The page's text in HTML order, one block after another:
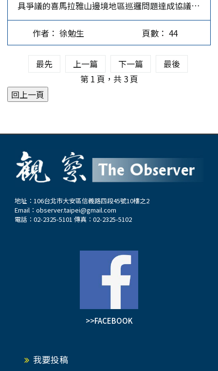
散參議院，所以事實上眾議員任期不定，必須隨時
應對選戰。而且首相和重要大臣都由眾議員出任，
因此執政黨控制眾議院遠比掌握參議院重要。 石
破在首相寶座尚未坐熱即匆匆解散眾議院，圖的是
想乘勝追擊，但從結果來看，他是偷雞不著蝕把
米，高估了自己的威望，也低估了民眾對自民黨黑
金政治、工資停滯、勞動力短缺、人口老齡化、物
價飆漲導致年輕人生活不易等的不滿。這些帳都算
在自民黨頭上，石破根本扛不住。…
具爭議的喜馬拉雅山邊境地區巡邏問題達成協議，
並已恢復到2020年的位置」。中印之間四年來在邊
界的軍事緊張獲得舒緩，驗證了外交上合則兩利的
原則。 本是好鄰居相煎何太急 中、印同為世界文
明古國。中國自古以來文明昌盛，宗教與哲學思想
尤其豐富，但中國境內與道教齊名的佛教文化卻源
自印度。對此，印度引以自豪，同時也驗證中華文
化有容乃大，兩國有這一層特殊的關係，理應相互
尊重、共謀發展。 印度與中國接壤陸地國界長達
道。在2017和2020年，中印之間爆發過兩次軍事
衝突，但並沒有根本解決問題，顯示國際爭議必須
經由外交手段以和平方式處理。這兩次軍事衝突也
印度加強對中國大陸的投資審查，並禁止包括
TikTok在內的幾款行動應用程式，還停止飛往大
陸的直航客運航班。 中、印人口位居世界之首，
2019年中印貿易額已增至近一千億美元。大陸一度
是印度的第一大貿易夥伴，不過這一地位於2021年
被美國取代，其中不乏政治因素。雙方關係緊張也
影響到彼此人民之間的情感。印度政府對中國大陸
難。印度要振興製造業，仍需從中國尋求技術、投
資和市場機會。雙方因政治因素干擾到民間合作與
作者： 徐勉生 頁數： 44
最先 上一篇 下一篇
最後
第 1 頁，共 3 頁
地址：106台北市大安區信義路四段45號10樓之2
Email： observer.taipei@gmail.com
電話：02-2325-5101 傳真：02-2325-5102
>>FACEBOOK
我要投稿